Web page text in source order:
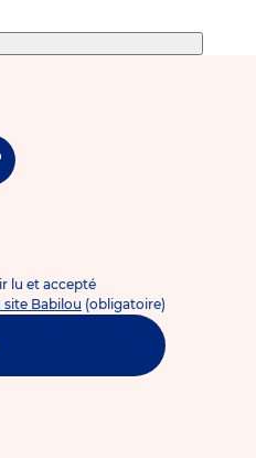
lu et accepté
Babilou (obligatoire)